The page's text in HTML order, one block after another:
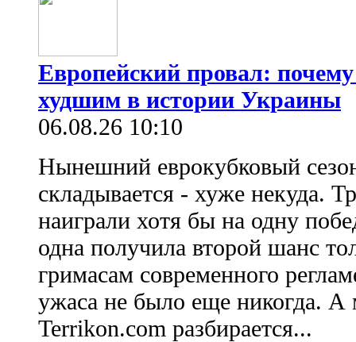
Европейский провал:
худшим в истории Украины
06.08.26 10:10
Нынешний еврокубковый
складывается - хуже некуда.
наиграли хотя бы на одну
одна получила второй шанс
гримасам современного
ужаса не было еще никогда. А
Terrikon.com разбирается...